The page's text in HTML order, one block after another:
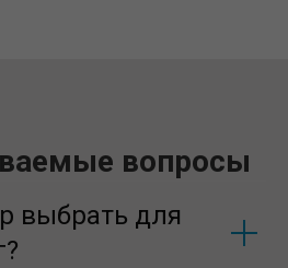
вопросы
выбрать для